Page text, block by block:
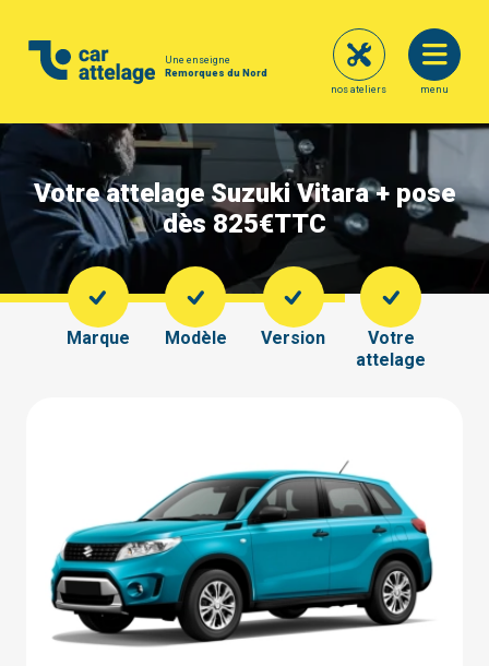
Une enseigne
Remorques du Nord
menu
nos ateliers
Votre attelage Suzuki Vitara + pose
dès 825€TTC
Marque Modèle Version
Votre
attelage